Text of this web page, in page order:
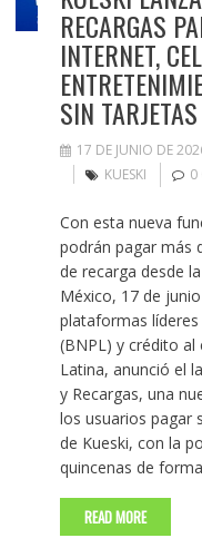
RECARGAS
INTERNET,
SIN TARJETAS
17 DE JUNIO DE
KUESKI
0
Con esta nueva
podrán pagar más
de recarga desde
México, 17 de
plataformas
(BNPL) y crédito al
Latina, anunció el
y Recargas, una
los usuarios pagar
de Kueski, con la
quincenas de
READ MORE